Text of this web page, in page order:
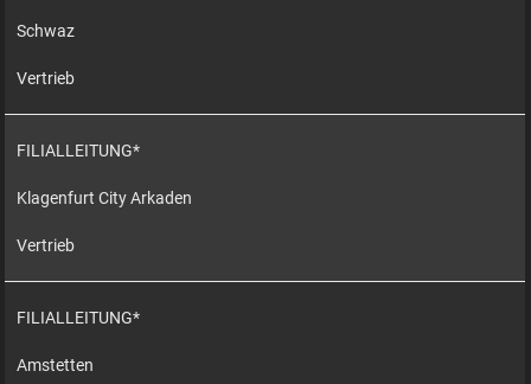
Schwaz
Vertrieb
FILIALLEITUNG*
Klagenfurt City Arkaden
Vertrieb
FILIALLEITUNG*
Amstetten